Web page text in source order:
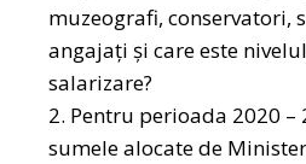
muzeografi, conservatori,
angajați și care este
salarizare?
Pentru perioada 2020 –
sumele alocate de